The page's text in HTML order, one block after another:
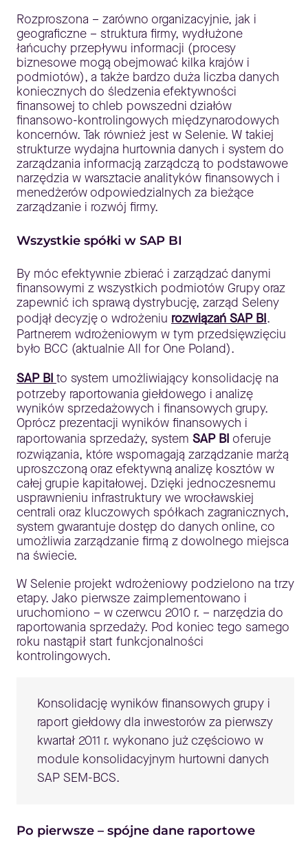
Rozproszona – zarówno organizacyjnie, jak i
geograficzne – struktura firmy, wydłużone
łańcuchy przepływu informacji (procesy
biznesowe mogą obejmować kilka krajów i
podmiotów), a także bardzo duża liczba danych
koniecznych do śledzenia efektywności
finansowej to chleb powszedni działów
finansowo-kontrolingowych międzynarodowych
koncernów. Tak również jest w Selenie. W takiej
strukturze wydajna hurtownia danych i system do
zarządzania informacją zarządczą to podstawowe
narzędzia w warsztacie analityków finansowych i
menedżerów odpowiedzialnych za bieżące
zarządzanie i rozwój firmy.
Wszystkie spółki w SAP BI
By móc efektywnie zbierać i zarządzać danymi
finansowymi z wszystkich podmiotów Grupy oraz
zapewnić ich sprawą dystrybucję, zarząd Seleny
podjął decyzję o wdrożeniu rozwiązań SAP BI.
Partnerem wdrożeniowym w tym przedsięwzięciu
było BCC (aktualnie All for One Poland).
SAP BI to system umożliwiający konsolidację na
potrzeby raportowania giełdowego i analizę
wyników sprzedażowych i finansowych grupy.
Oprócz prezentacji wyników finansowych i
raportowania sprzedaży, system SAP BI oferuje
rozwiązania, które wspomagają zarządzanie marżą
uproszczoną oraz efektywną analizę kosztów w
całej grupie kapitałowej. Dzięki jednoczesnemu
usprawnieniu infrastruktury we wrocławskiej
centrali oraz kluczowych spółkach zagranicznych,
system gwarantuje dostęp do danych online, co
umożliwia zarządzanie firmą z dowolnego miejsca
na świecie.
W Selenie projekt wdrożeniowy podzielono na trzy
etapy. Jako pierwsze zaimplementowano i
uruchomiono – w czerwcu 2010 r. – narzędzia do
raportowania sprzedaży. Pod koniec tego samego
roku nastąpił start funkcjonalności
kontrolingowych.
Konsolidację wyników finansowych grupy i
raport giełdowy dla inwestorów za pierwszy
kwartał 2011 r. wykonano już częściowo w
module konsolidacyjnym hurtowni danych
SAP SEM-BCS.
Po pierwsze – spójne dane raportowe